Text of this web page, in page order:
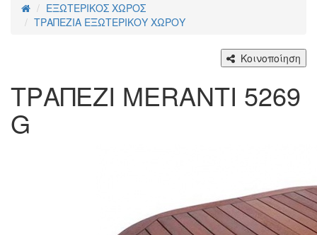
ΕΞΩΤΕΡΙΚΟΣ ΧΩΡΟΣ
ΤΡΑΠΕΖΙΑ ΕΞΩΤΕΡΙΚΟΥ ΧΩΡΟΥ
Κοινοποίηση
ΤΡΑΠΕΖΙ MERANTI 5269
G